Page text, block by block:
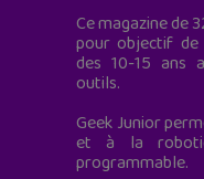
Ce magazine de
pour objectif de
des 10-15 ans
outils.
Geek Junior
et à la
programmable.